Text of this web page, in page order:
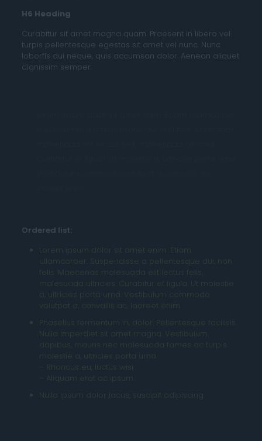
H6 Heading
Curabitur sit amet magna quam. Praesent in libero vel
turpis pellentesque egestas sit amet vel nunc. Nunc
lobortis dui neque, quis accumsan dolor. Aenean aliquet
dignissim semper.
Ordered list:
Lorem ipsum dolor sit amet enim. Etiam
ullamcorper. Suspendisse a pellentesque dui, non
felis. Maecenas malesuada elit lectus felis,
malesuada ultricies. Curabitur et ligula. Ut molestie
a, ultricies porta urna. Vestibulum commodo
volutpat a, convallis ac, laoreet enim.
Phasellus fermentum in, dolor. Pellentesque facilisis.
Nulla imperdiet sit amet magna. Vestibulum
dapibus, mauris nec malesuada fames ac turpis
molestie a, ultricies porta urna
Rhoncus eu, luctus wisi
Aliquam erat ac ipsum
Nulla ipsum dolor lacus, suscipit adipiscing.